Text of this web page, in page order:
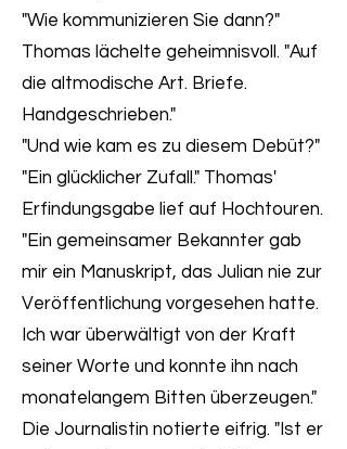
"Wie kommunizieren Sie dann?"
Thomas lächelte geheimnisvoll. "Auf
die altmodische Art. Briefe.
Handgeschrieben."
"Und wie kam es zu diesem Debüt?"
"Ein glücklicher Zufall." Thomas'
Erfindungsgabe lief auf Hochtouren.
"Ein gemeinsamer Bekannter gab
mir ein Manuskript, das Julian nie zur
Veröffentlichung vorgesehen hatte.
Ich war überwältigt von der Kraft
seiner Worte und konnte ihn nach
monatelangem Bitten überzeugen."
Die Journalistin notierte eifrig. "Ist er